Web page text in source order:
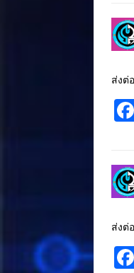
ส่งต่
ส่งต่